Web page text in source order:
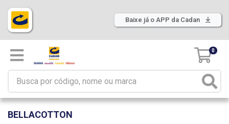
Baixe já o APP da Cadan
0
BELLACOTTON